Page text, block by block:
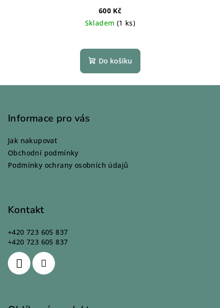
600 Kč
Skladem (1 ks)
Do košíku
Informace pro vás
Jak nakupovat
Obchodní podmínky
Podmínky ochrany osobních údajů
Kontakt
+420 723 605 837
+420 723 605 837